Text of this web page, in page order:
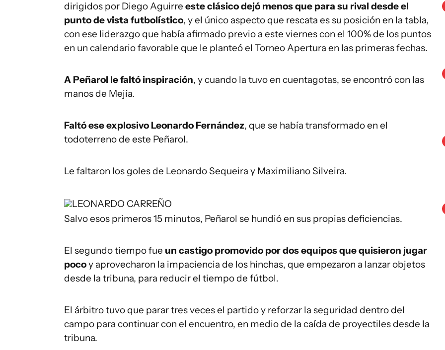
dirigidos por Diego Aguirre este clásico dejó menos que para su rival desde el
punto de vista futbolístico, y el único aspecto que rescata es su posición en la tabla,
con ese liderazgo que había afirmado previo a este viernes con el 100% de los puntos
en un calendario favorable que le planteó el Torneo Apertura en las primeras fechas.
A Peñarol le faltó inspiración, y cuando la tuvo en cuentagotas, se encontró con las
manos de Mejía.
Faltó ese explosivo Leonardo Fernández, que se había transformado en el
todoterreno de este Peñarol.
Le faltaron los goles de Leonardo Sequeira y Maximiliano Silveira.
LEONARDO CARREÑO
Salvo esos primeros 15 minutos, Peñarol se hundió en sus propias deficiencias.
El segundo tiempo fue un castigo promovido por dos equipos que quisieron jugar
pocoy aprovecharon la impaciencia de los hinchas, que empezaron a lanzar objetos
desde la tribuna, para reducir el tiempo de fútbol.
El árbitro tuvo que parar tres veces el partido y reforzar la seguridad dentro del
campo para continuar con el encuentro, en medio de la caída de proyectiles desde la
tribuna.